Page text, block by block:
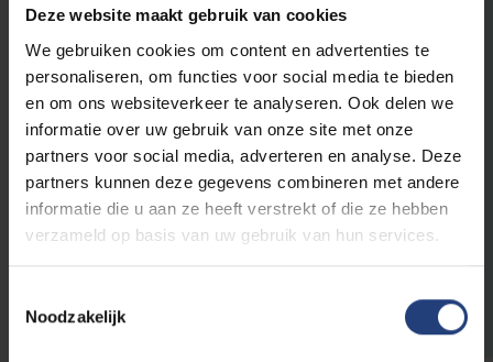
Deze website maakt gebruik van cookies
We gebruiken cookies om content en advertenties te
personaliseren, om functies voor social media te bieden
en om ons websiteverkeer te analyseren. Ook delen we
informatie over uw gebruik van onze site met onze
partners voor social media, adverteren en analyse. Deze
partners kunnen deze gegevens combineren met andere
informatie die u aan ze heeft verstrekt of die ze hebben
verzameld op basis van uw gebruik van hun services.
Noodzakelijk
inschrijvingsproces.
Start je inschrijving
Vragen over de
inschrijvingsprocedure?
Ontdek handige tips, een stap-voor-stap
gids om je in te schrijven en vind een